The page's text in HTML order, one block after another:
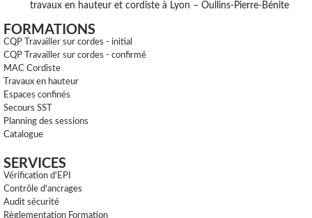
travaux en hauteur et cordiste à Lyon – Oullins-Pierre-Bénite
FORMATIONS
CQP Travailler sur cordes - initial
CQP Travailler sur cordes - confirmé
MAC Cordiste
Travaux en hauteur
Espaces confinés
Secours SST
Planning des sessions
Catalogue
SERVICES
Vérification d'EPI
Contrôle d'ancrages
Audit sécurité
Règlementation Formation